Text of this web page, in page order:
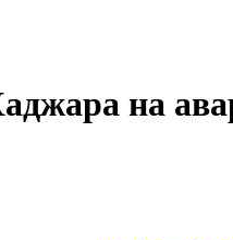
на